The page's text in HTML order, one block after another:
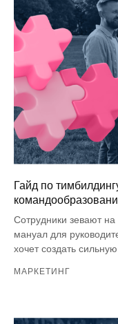
Гайд по
Сотрудники зевают
мануал для
хочет создать
МАРКЕТИНГ